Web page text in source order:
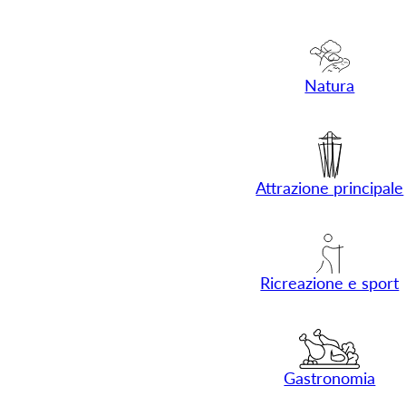
Natura
Attrazione principale
Ricreazione e sport
Gastronomia